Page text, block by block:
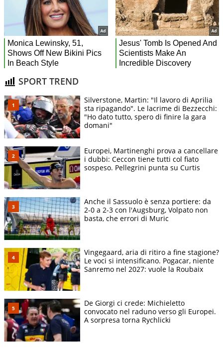
SPORT TREND
Silverstone, Martin: "Il lavoro di Aprilia
sta ripagando". Le lacrime di Bezzecchi:
"Ho dato tutto, spero di finire la gara
domani"
Europei, Martinenghi prova a cancellare
i dubbi: Ceccon tiene tutti col fiato
sospeso. Pellegrini punta su Curtis
Anche il Sassuolo è senza portiere: da
2-0 a 2-3 con l'Augsburg, Volpato non
basta, che errori di Muric
Vingegaard, aria di ritiro a fine stagione?
Le voci si intensificano. Pogacar, niente
Sanremo nel 2027: vuole la Roubaix
De Giorgi ci crede: Michieletto
convocato nel raduno verso gli Europei.
A sorpresa torna Rychlicki